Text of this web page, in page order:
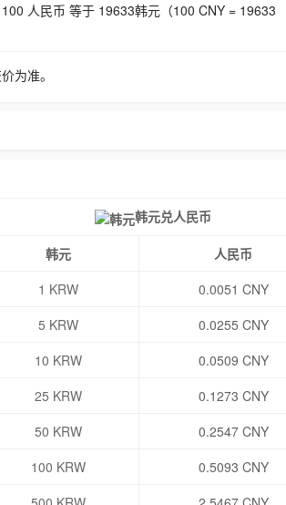
人民币 等于 19633韩元（100 CNY = 19633
为准。
韩元兑人民币
韩元
人民币
1 KRW
0.0051 CNY
5 KRW
0.0255 CNY
10 KRW
0.0509 CNY
25 KRW
0.1273 CNY
50 KRW
0.2547 CNY
100 KRW
0.5093 CNY